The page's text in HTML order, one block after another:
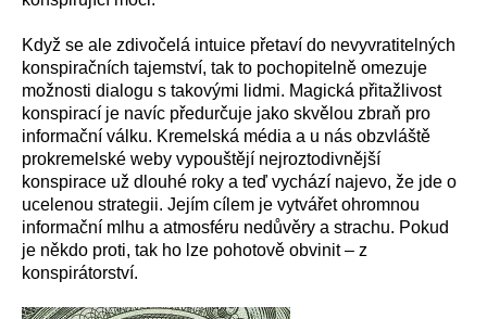
Když se ale zdivočelá intuice přetaví do nevyvratitelných
konspiračních tajemství, tak to pochopitelně omezuje
možnosti dialogu s takovými lidmi. Magická přitažlivost
konspirací je navíc předurčuje jako skvělou zbraň pro
informační válku. Kremelská média a u nás obzvláště
prokremelské weby vypouštějí nejroztodivnější
konspirace už dlouhé roky a teď vychází najevo, že jde o
ucelenou strategii. Jejím cílem je vytvářet ohromnou
informační mlhu a atmosféru nedůvěry a strachu. Pokud
je někdo proti, tak ho lze pohotově obvinit – z
konspirátorství.